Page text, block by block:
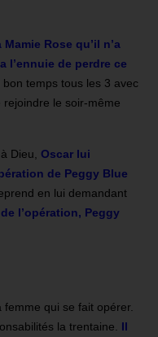
Rose qu’il n’a
l’ennuie de perdre ce
bon temps tous les 3 avec
le soir-même
Dieu, Oscar lui
de Peggy Blue
en lui demandant
l’opération, Peggy
qui se fait opérer.
la trentaine. Il